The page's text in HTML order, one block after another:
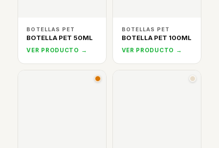
BOTELLAS PET
BOTELLA PET 50ML
VER PRODUCTO →
BOTELLAS PET
BOTELLA PET 100ML
VER PRODUCTO →